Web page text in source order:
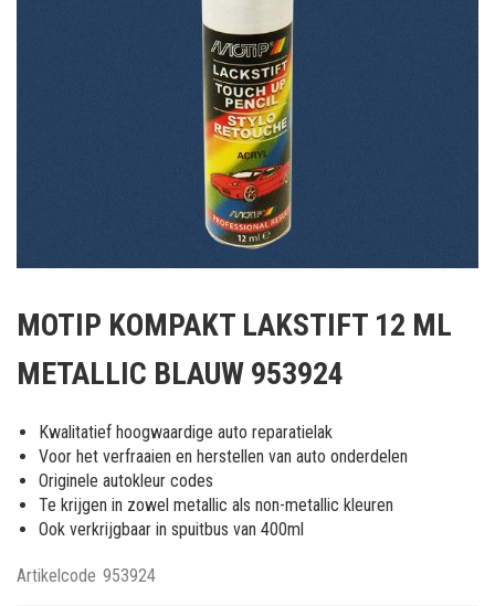
het
van
afbeeldingen-
gallerij
MOTIP KOMPAKT LAKSTIFT 12 ML
METALLIC BLAUW 953924
Kwalitatief hoogwaardige auto reparatielak
Voor het verfraaien en herstellen van auto onderdelen
Originele autokleur codes
Te krijgen in zowel metallic als non-metallic kleuren
Ook verkrijgbaar in spuitbus van 400ml
Artikelcode 953924